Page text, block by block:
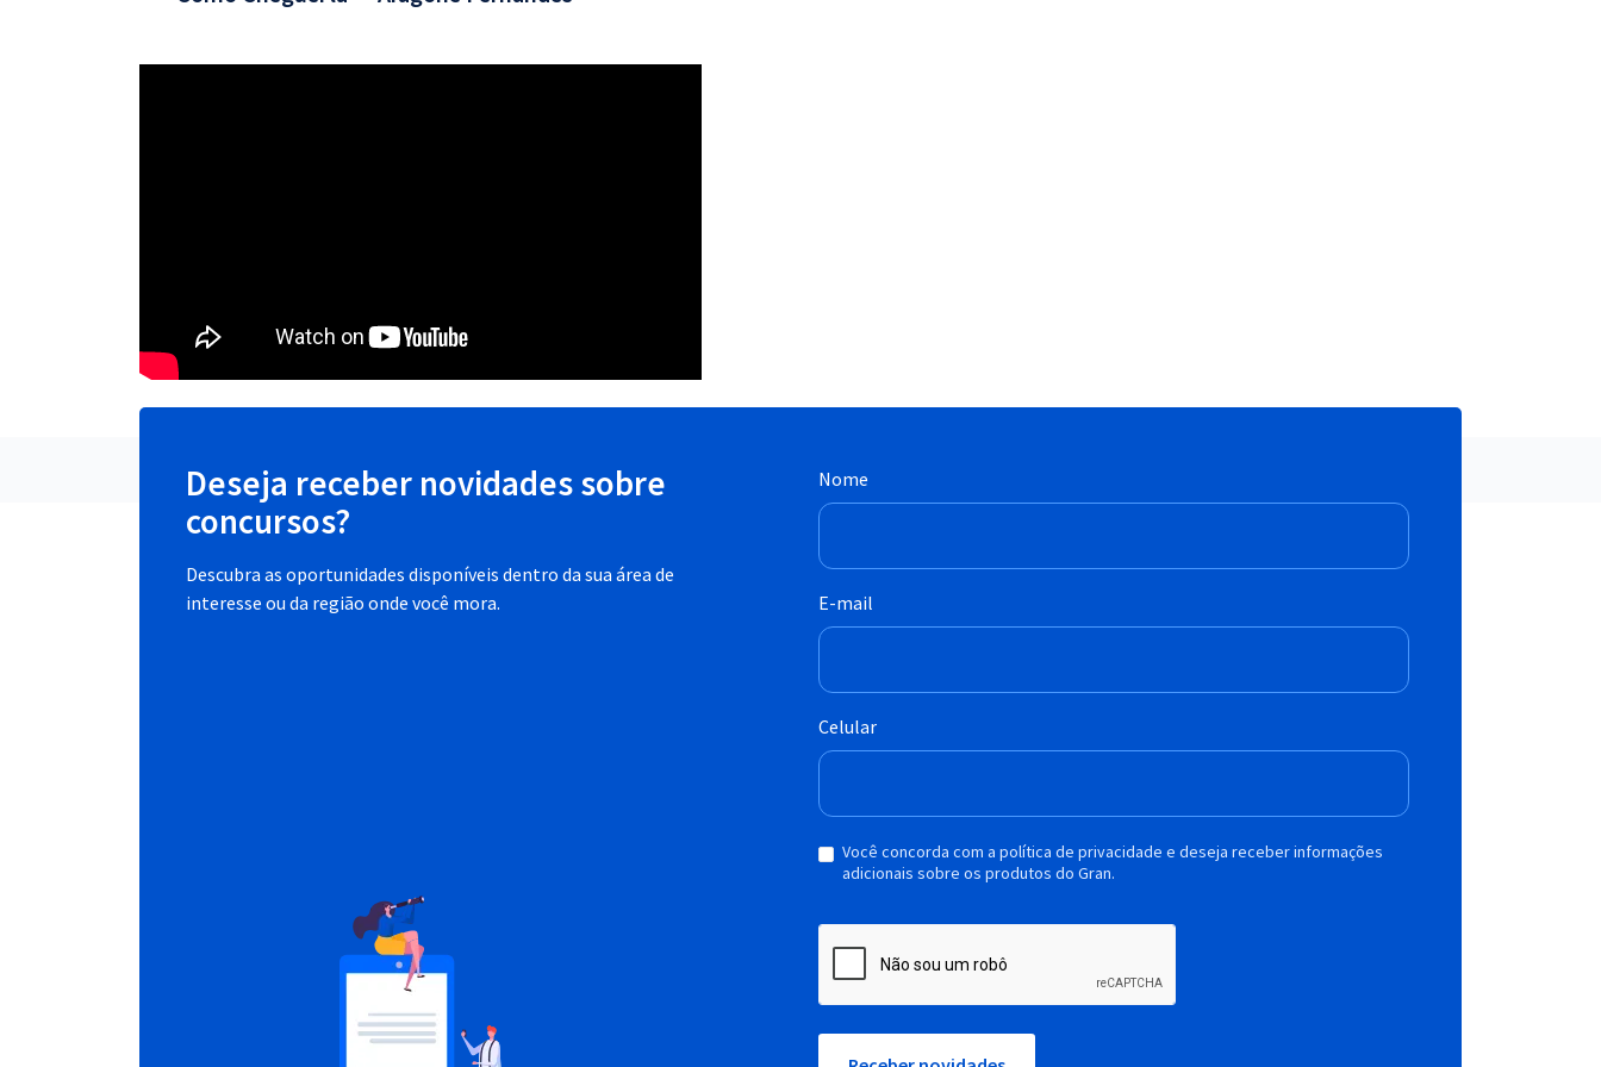
Deseja receber novidades sobre
concursos?
Descubra as oportunidades disponíveis dentro da sua área de
interesse ou da região onde você mora.
Nome
E-mail
Celular
Você concorda com a política de privacidade e deseja receber informações
adicionais sobre os produtos do Gran.